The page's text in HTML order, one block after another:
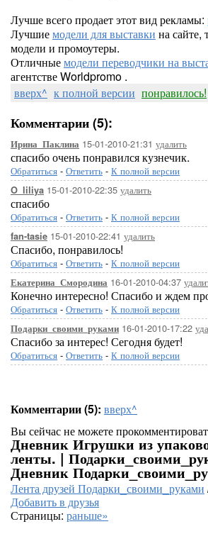
Лучше всего продает этот вид рекламы:
Лучшиемодели для выставки на сайте,
модели и промоутеры.
Отличныемодели переводчики на
агентстве Worldpromo .
вверх^ к полной версии понравилось!
Комментарии (5):
Ирина_Паклина 15-01-2010-21:31 удалить
спасибо очень понравился кузнечик.
Обратиться - Ответить - К полной версии
O_liliya 15-01-2010-22:35 удалить
спасибо
Обратиться - Ответить - К полной версии
fan-tasie 15-01-2010-22:41 удалить
Спасибо, понравилось!
Обратиться - Ответить - К полной версии
Екатерина_Смородина 16-01-2010-04:37
Конечно интересно! Спасибо и ждем
Обратиться - Ответить - К полной версии
Подарки_своими_руками 16-01-2010-17:22
Спасибо за интерес! Сегодня будет!
Обратиться - Ответить - К полной версии
Комментарии (5): вверх^
Вы сейчас не можете
Дневник Игрушки из
ленты. |
Дневник
Лента друзей Подарки_своими_руками
Добавить в друзья
Страницы: раньше»